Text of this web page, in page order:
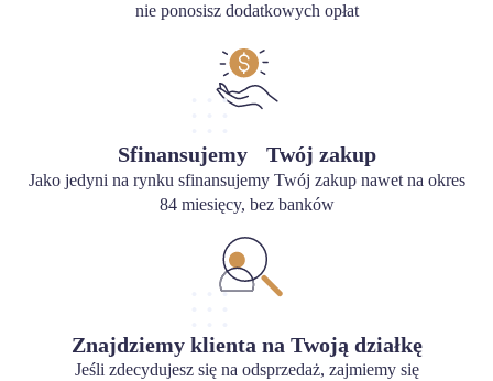
nie ponosisz dodatkowych opłat
Sfinansujemy Twój zakup
Jako jedyni na rynku sfinansujemy Twój zakup nawet na okres
84 miesięcy, bez banków
Znajdziemy klienta na Twoją działkę
Jeśli zdecydujesz się na odsprzedaż, zajmiemy się